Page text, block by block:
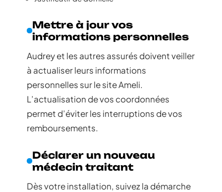
Mettre à jour vos
informations personnelles
Audrey et les autres assurés doivent veiller
à actualiser leurs informations
personnelles sur le site Ameli.
L’actualisation de vos coordonnées
permet d’éviter les interruptions de vos
remboursements.
Déclarer un nouveau
médecin traitant
Dès votre installation, suivez la démarche